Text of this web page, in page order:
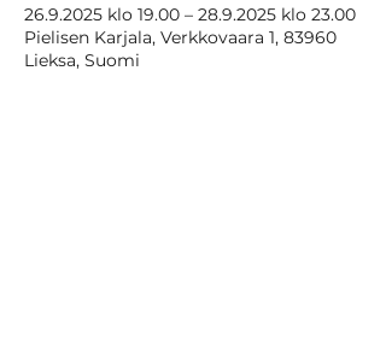
26.9.2025 klo 19.00 – 28.9.2025 klo 23.00
Pielisen Karjala, Verkkovaara 1, 83960
Lieksa, Suomi